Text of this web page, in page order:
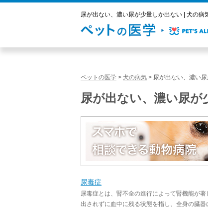
尿が出ない、濃い尿が少量しか出ない | 犬の病
ペットの医学 > 犬の病気 > 尿が出ない、濃い
尿が出ない、濃い尿が
尿毒症
尿毒症とは、腎不全の進行によって腎機能が
出されずに血中に残る状態を指し、全身の臓